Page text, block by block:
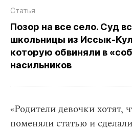
Статья
Позор на все село. Суд
школьницы из
которую обвиняли в
насильников
«Родители девочки хотят,
поменяли статью и